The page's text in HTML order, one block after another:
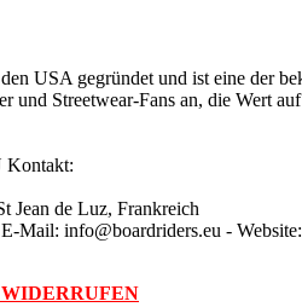
USA gegründet und ist eine der
und Streetwear-Fans an, die Wert
Kontakt:
Jean de Luz, Frankreich
Mail: info@boardriders.eu -